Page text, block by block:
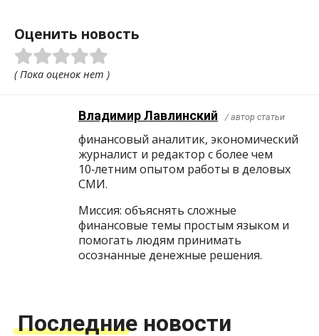
Оценить новость
( Пока оценок нет )
Владимир Лавлинский / автор статьи
финансовый аналитик, экономический
журналист и редактор с более чем
10‑летним опытом работы в деловых
СМИ.
Миссия: объяснять сложные
финансовые темы простым языком и
помогать людям принимать
осознанные денежные решения.
Последние новости